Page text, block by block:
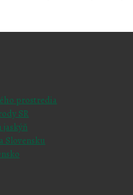
prostredia
SR
jaskýň
Slovensku